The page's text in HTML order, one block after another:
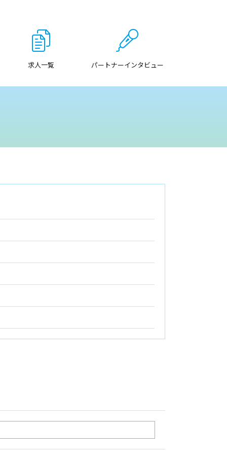
求人一覧 パートナーインタビュー